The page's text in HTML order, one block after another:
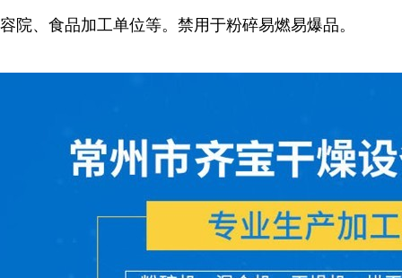
容院、食品加工单位等。禁用于粉碎易燃易爆品。